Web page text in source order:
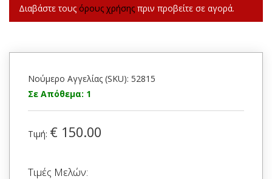
Διαβάστε τους όρους χρήσης πριν προβείτε σε αγορά.
Νούμερο Αγγελίας (SKU): 52815
Σε Απόθεμα: 1
Τιμή: € 150.00
Τιμές Μελών: